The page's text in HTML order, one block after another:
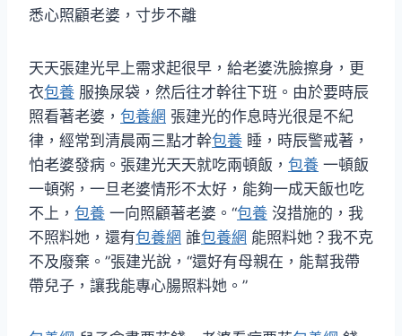
悉心照顧老婆，寸步不離
天天張建光早上需求起很早，給老婆洗臉擦身，更
衣包養 服換尿袋，然后往才幹往下班。由於要時辰
照看著老婆， 包養網 張建光的作息時光很是不紀
律，經常到清晨兩三點才幹包養 睡，時辰警戒著，
怕老婆發病。張建光天天就吃兩頓飯， 包養 一頓飯
一頓粥，一旦老婆情形不太好，能夠一成天飯也吃
不上， 包養 一向照顧著老婆。“包養 沒措施的，我
不照料她，還有包養網 誰包養網 能照料她？我不克
不及廢棄。”張建光說，“還好有母親在，能幫我帶
帶兒子，讓我能專心腸照料她。”